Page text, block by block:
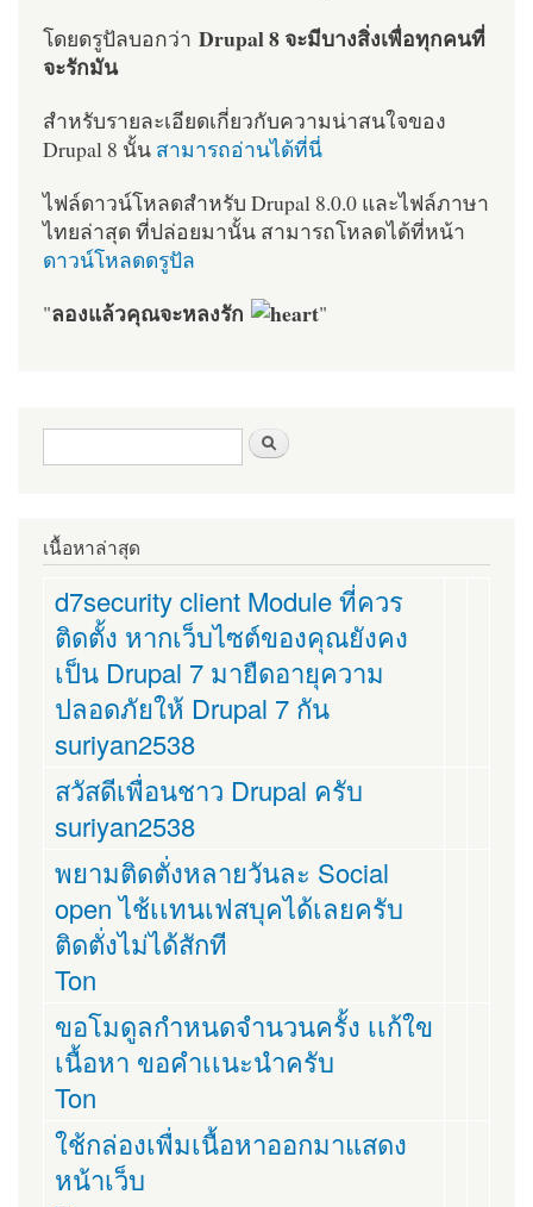
โดยดรูปัลบอกว่า Drupal 8 จะมีบางสิ่งเพื่อทุกคนที่
จะรักมัน
สำหรับรายละเอียดเกี่ยวกับความน่าสนใจของ
Drupal 8 นั้น สามารถอ่านได้ที่นี่
ไฟล์ดาวน์โหลดสำหรับ Drupal 8.0.0 และไฟล์ภาษา
ไทยล่าสุด ที่ปล่อยมานั้น สามารถโหลดได้ที่หน้า
ดาวน์โหลดดรูปัล
"ลองแล้วคุณจะหลงรัก "
ฟอร์มค้นหา
เนื้อหาล่าสุด
d7security client Module ที่ควร
ติดตั้ง หากเว็บไซต์ของคุณยังคง
เป็น Drupal 7 มายืดอายุความ
ปลอดภัยให้ Drupal 7 กัน
suriyan2538
สวัสดีเพื่อนชาว Drupal ครับ
suriyan2538
พยามติดตั่งหลายวันละ Social
open ไช้เเทนเฟสบุคได้เลยครับ
ติดตั่งไม่ได้สักที
Ton
ขอโมดูลกำหนดจำนวนครั้ง เเก้ใข
เนื้อหา ขอคำเเนะนำครับ
Ton
ใช้กล่องเพื่มเนื้อหาออกมาแสดง
หน้าเว็บ